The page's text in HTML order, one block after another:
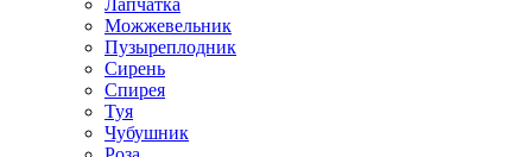
Можжевельник
Пузыреплодник
Сирень
Спирея
Туя
Чубушник